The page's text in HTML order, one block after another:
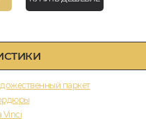
паркет
Vinci